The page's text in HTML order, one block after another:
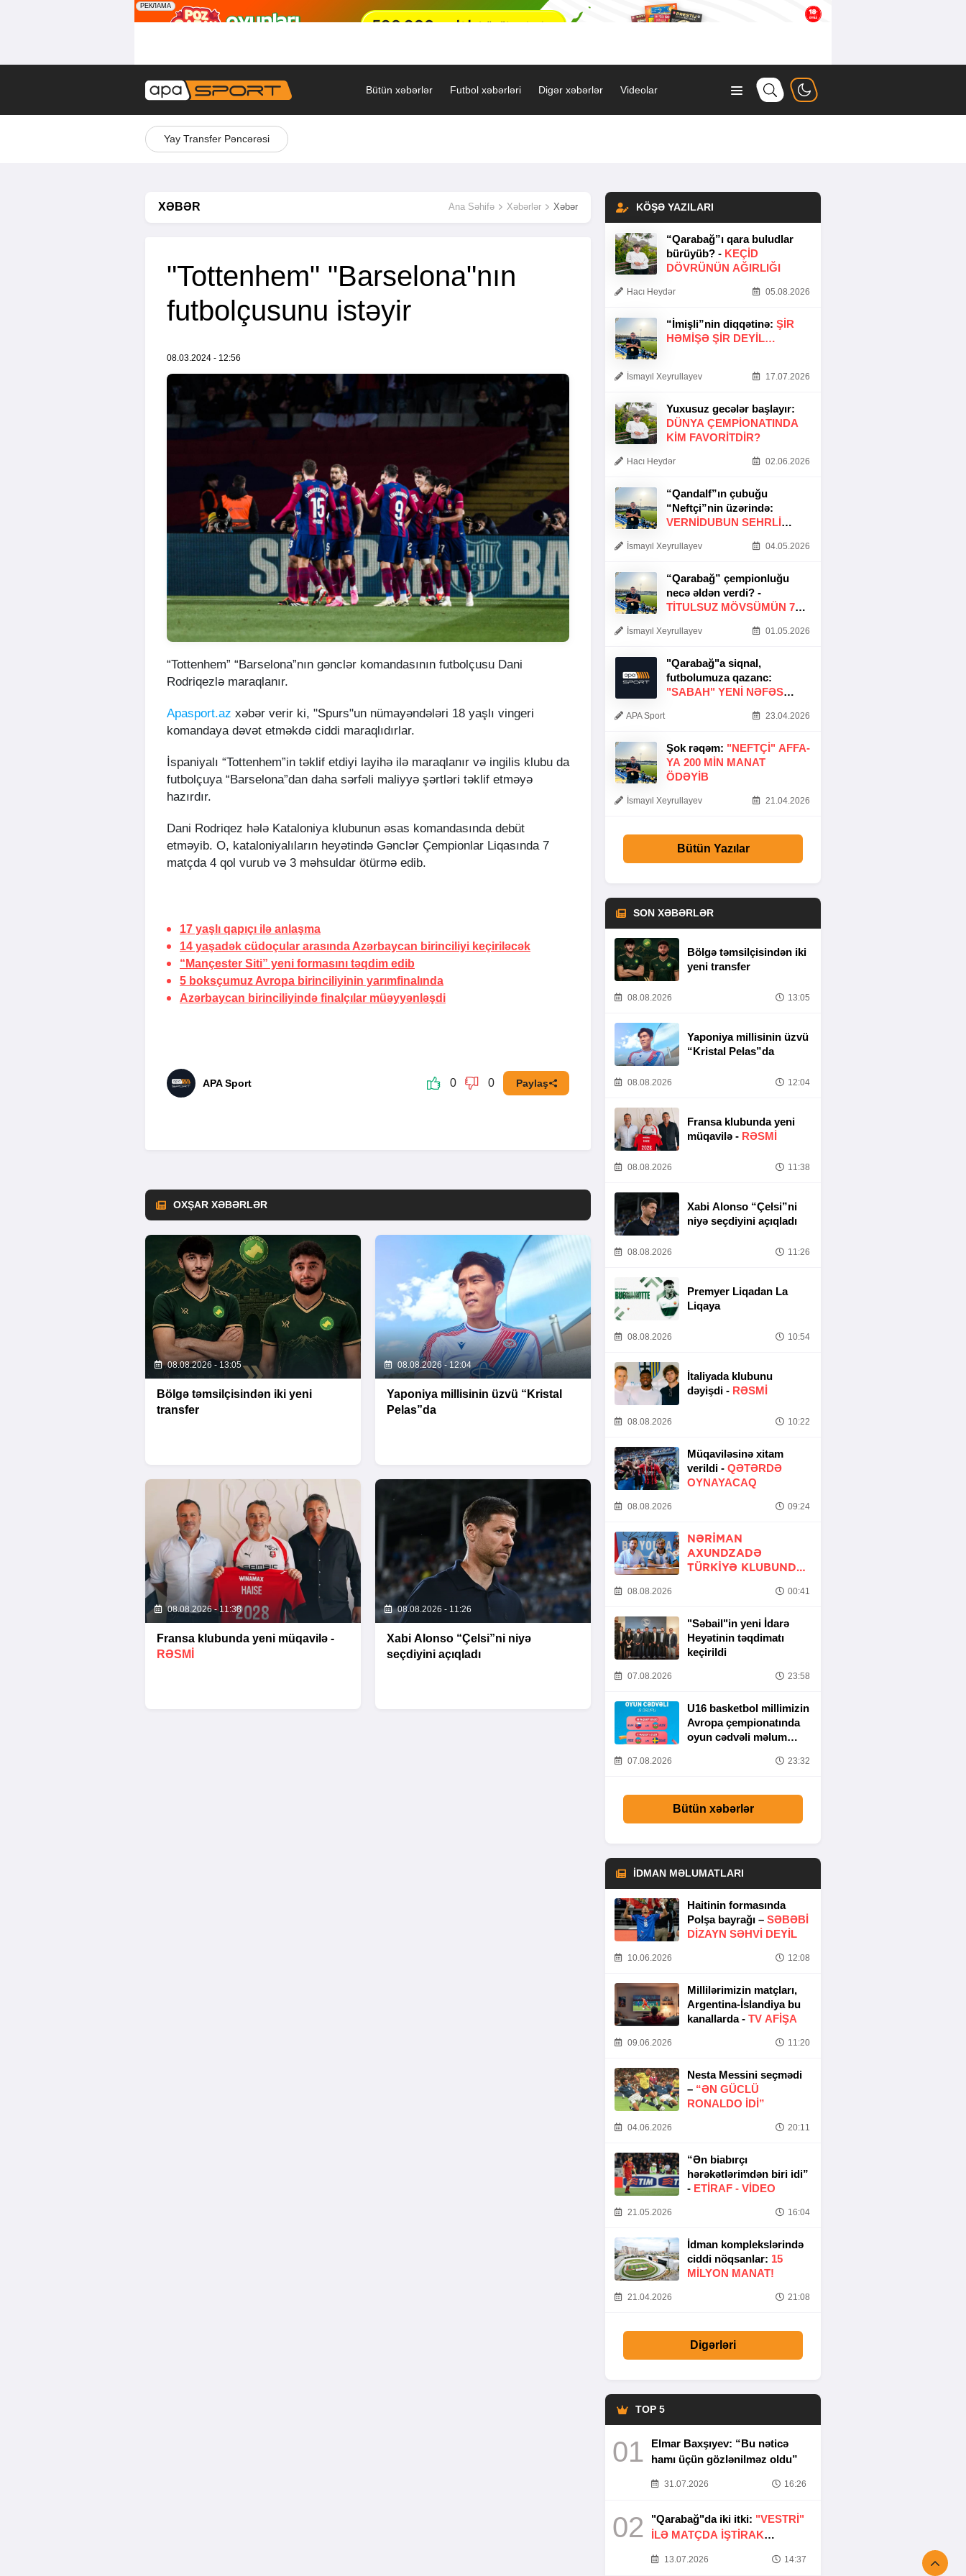
Bütün xəbərlər Futbol xəbərləri Digər xəbərlər Videolar
Yay Transfer Pəncərəsi
XƏBƏR Ana Səhifə Xəbərlər Xəbər
"Tottenhem" "Barselona"nın
futbolçusunu istəyir
08.03.2024 - 12:56
“Tottenhem” “Barselona”nın gənclər komandasının futbolçusu Dani
Rodriqezlə maraqlanır.
Apasport.az xəbər verir ki, "Spurs"un nümayəndələri 18 yaşlı vingeri
komandaya dəvət etməkdə ciddi maraqlıdırlar.
İspaniyalı “Tottenhem”in təklif etdiyi layihə ilə maraqlanır və ingilis klubu da
futbolçuya “Barselona”dan daha sərfəli maliyyə şərtləri təklif etməyə
hazırdır.
Dani Rodriqez hələ Kataloniya klubunun əsas komandasında debüt
etməyib. O, kataloniyalıların heyətində Gənclər Çempionlar Liqasında 7
matçda 4 qol vurub və 3 məhsuldar ötürmə edib.
17 yaşlı qapıçı ilə anlaşma
14 yaşadək cüdoçular arasında Azərbaycan birinciliyi keçiriləcək
“Mançester Siti” yeni formasını təqdim edib
5 boksçumuz Avropa birinciliyinin yarımfinalında
Azərbaycan birinciliyində finalçılar müəyyənləşdi
APA Sport 0 0 Paylaş
OXŞAR XƏBƏRLƏR
08.08.2026 - 13:05
Bölgə təmsilçisindən iki yeni
transfer
08.08.2026 - 12:04
Yaponiya millisinin üzvü “Kristal
Pelas”da
08.08.2026 - 11:38
Fransa klubunda yeni müqavilə -
RƏSMİ
08.08.2026 - 11:26
Xabi Alonso “Çelsi”ni niyə
seçdiyini açıqladı
KÖŞƏ YAZILARI
“Qarabağ”ı qara buludlar
bürüyüb? - KEÇID
DÖVRÜNÜN AĞIRLIĞI
Hacı Heydər 05.08.2026
“İmişli”nin diqqətinə: ŞIR
HƏMIŞƏ ŞIR DEYIL…
İsmayıl Xeyrullayev 17.07.2026
Yuxusuz gecələr başlayır:
DÜNYA ÇEMPIONATINDA
KIM FAVORITDIR?
Hacı Heydər 02.06.2026
“Qandalf”ın çubuğu
“Neftçi”nin üzərində:
VERNİDUBUN SEHRLİ
İsmayıl Xeyrullayev 04.05.2026
“Qarabağ” çempionluğu
necə əldən verdi? -
TITULSUZ MÖVSÜMÜN 7
İsmayıl Xeyrullayev 01.05.2026
"Qarabağ"a siqnal,
futbolumuza qazanc:
"SABAH" YENI NƏFƏS
APA Sport 23.04.2026
Şok rəqəm: "NEFTÇI" AFFA-
YA 200 MIN MANAT
ÖDƏYIB
İsmayıl Xeyrullayev 21.04.2026
Bütün Yazılar
SON XƏBƏRLƏR
Bölgə təmsilçisindən iki
yeni transfer
08.08.2026 13:05
Yaponiya millisinin üzvü
“Kristal Pelas”da
08.08.2026 12:04
Fransa klubunda yeni
müqavilə - RƏSMİ
08.08.2026 11:38
Xabi Alonso “Çelsi”ni
niyə seçdiyini açıqladı
08.08.2026 11:26
Premyer Liqadan La
Liqaya
08.08.2026 10:54
İtaliyada klubunu
dəyişdi - RƏSMİ
08.08.2026 10:22
Müqaviləsinə xitam
verildi - QƏTƏRDƏ
OYNAYACAQ
08.08.2026 09:24
NƏRIMAN
AXUNDZADƏ
TÜRKIYƏ KLUBUNDA
08.08.2026 00:41
"Səbail"in yeni İdarə
Heyətinin təqdimatı
keçirildi
07.08.2026 23:58
U16 basketbol millimizin
Avropa çempionatında
oyun cədvəli məlum
07.08.2026 23:32
Bütün xəbərlər
İDMAN MƏLUMATLARI
Haitinin formasında
Polşa bayrağı – SƏBƏBI
DIZAYN SƏHVI DEYIL
10.06.2026 12:08
Millilərimizin matçları,
Argentina-İslandiya bu
kanallarda - TV AFİŞA
09.06.2026 11:20
Nesta Messini seçmədi
– “ƏN GÜCLÜ
RONALDO IDI”
04.06.2026 20:11
“Ən biabırçı
hərəkətlərimdən biri idi”
- ETIRAF - VİDEO
21.05.2026 16:04
İdman komplekslərində
ciddi nöqsanlar: 15
MILYON MANAT!
21.04.2026 21:08
Digərləri
TOP 5
01
Elmar Baxşıyev: “Bu nəticə
hamı üçün gözlənilməz oldu”
31.07.2026 16:26
02 "Qarabağ"da iki itki: "VESTRİ"
İLƏ MATÇDA İŞTİRAK
13.07.2026 14:37